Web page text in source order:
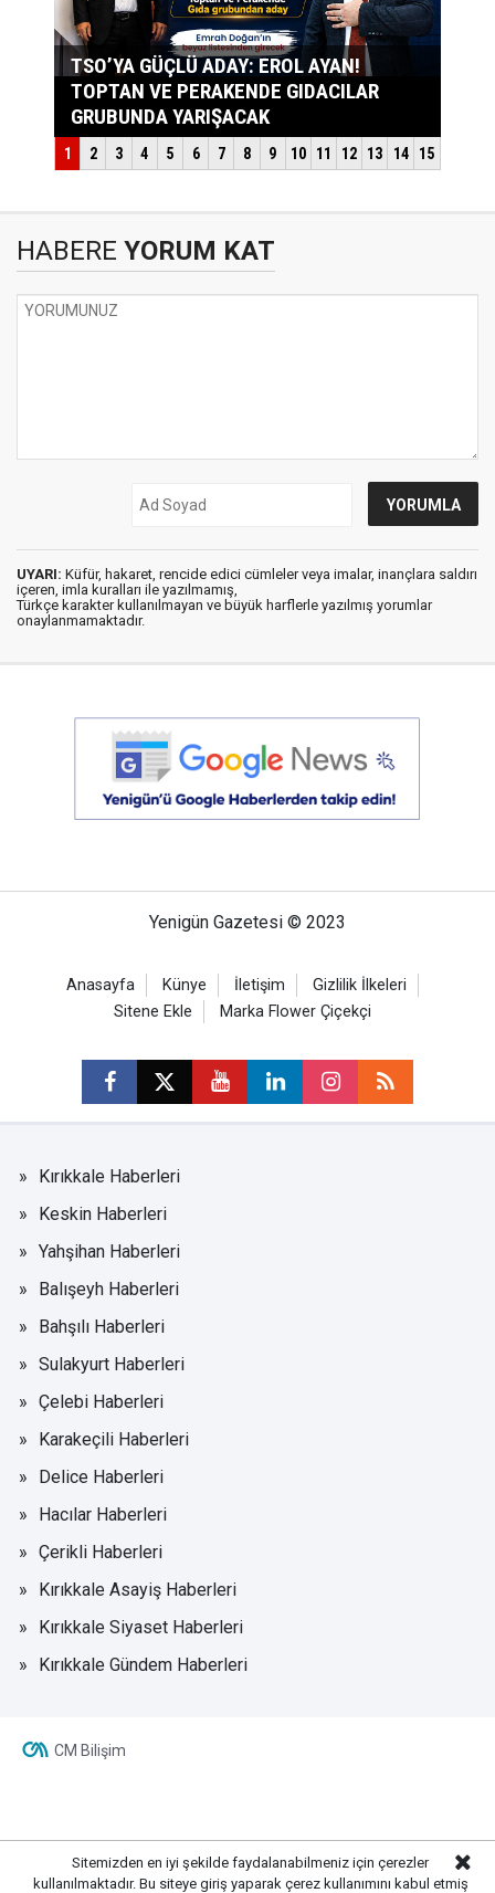
HABERE YORUM KAT
UYARI: Küfür, hakaret, rencide edici cümleler veya imalar, inançlara saldırı
içeren, imla kuralları ile yazılmamış,
Türkçe karakter kullanılmayan ve büyük harflerle yazılmış yorumlar
onaylanmamaktadır.
Yenigün Gazetesi © 2023
Anasayfa Künye İletişim
Gizlilik İlkeleri
Sitene Ekle
Marka Flower Çiçekçi
Kırıkkale Haberleri
Keskin Haberleri
Yahşihan Haberleri
Balışeyh Haberleri
Bahşılı Haberleri
Sulakyurt Haberleri
Çelebi Haberleri
Karakeçili Haberleri
Delice Haberleri
Hacılar Haberleri
Çerikli Haberleri
Kırıkkale Asayiş Haberleri
Kırıkkale Siyaset Haberleri
Kırıkkale Gündem Haberleri
CM Bilişim
Sitemizden en iyi şekilde faydalanabilmeniz için çerezler
kullanılmaktadır. Bu siteye giriş yaparak çerez kullanımını kabul etmiş